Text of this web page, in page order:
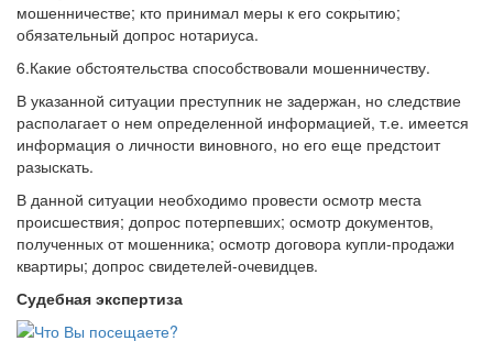
мошенничестве; кто принимал меры к его сокрытию;
обязательный допрос нотариуса.
6.Какие обстоятельства способствовали мошенничеству.
В указанной ситуации преступник не задержан, но следствие
располагает о нем определенной информацией, т.е. имеется
информация о личности виновного, но его еще предстоит
разыскать.
В данной ситуации необходимо провести осмотр места
происшествия; допрос потерпевших; осмотр документов,
полученных от мошенника; осмотр договора купли-продажи
квартиры; допрос свидетелей-очевидцев.
Судебная экспертиза